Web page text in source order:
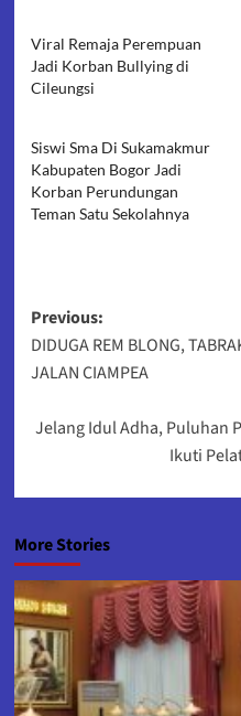
Viral Remaja Perempuan
Jadi Korban Bullying di
Cileungsi
Siswi Sma Di Sukamakmur
Kabupaten Bogor Jadi
Korban Perundungan
Teman Satu Sekolahnya
Post
navigation
Previous:
DIDUGA REM BLONG,
JALAN CIAMPEA
Jelang Idul Adha, Puluhan
Ikuti
More Stories